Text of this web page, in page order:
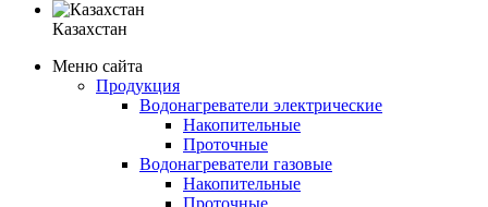
Казахстан
Меню сайта
Продукция
Водонагреватели электрические
Накопительные
Проточные
Водонагреватели газовые
Накопительные
Проточные